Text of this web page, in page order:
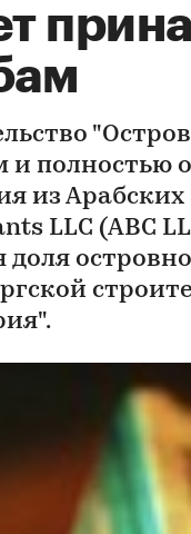
и полностью
из
LLC (ABC
доля